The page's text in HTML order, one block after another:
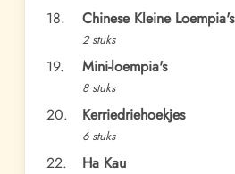
18.
Chinese Kleine Loempia's
2 stuks
19. Mini-loempia's
8 stuks
20. Kerriedriehoekjes
6 stuks
22. Ha Kau